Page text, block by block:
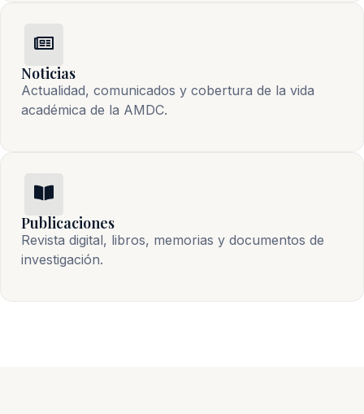
Noticias
Actualidad, comunicados y cobertura de la vida
académica de la AMDC.
Publicaciones
Revista digital, libros, memorias y documentos de
investigación.